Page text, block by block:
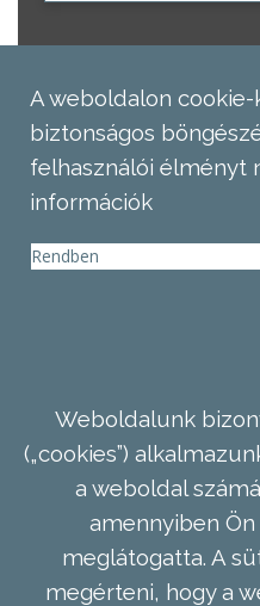
A weboldalon
biztonságos
felhasználói élményt
információk
Rendben
Weboldalunk
(„cookies”)
a weboldal
amennyiben
meglátogatta. A
megérteni, hogy a